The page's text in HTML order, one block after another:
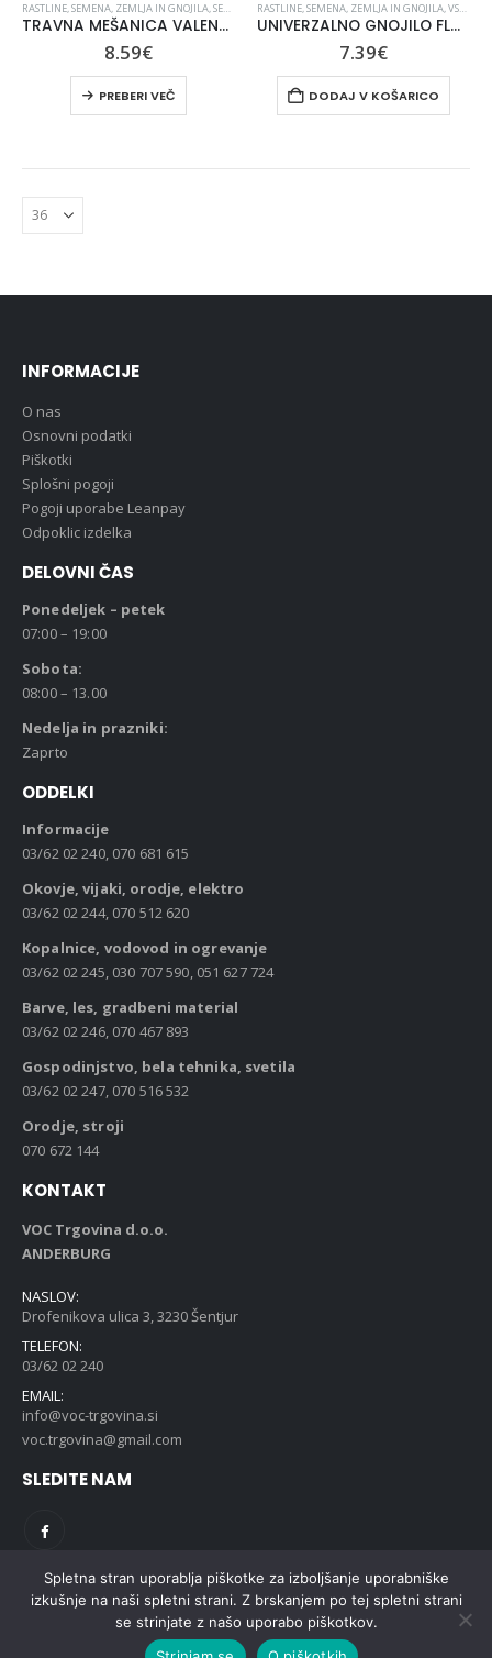
RASTLINE, SEMENA, ZEMLJA IN GNOJILA,SEMENA TRAVE ,VRT IN OKOLICA
TRAVNA MEŠANICA VALENTIN SUNNY 1.2 KG
8.59€
PREBERI VEČ
RASTLINE, SEMENA, ZEMLJA IN GNOJILA,VSE ZA VRT IN UREJANJE OKOLICE
UNIVERZALNO GNOJILO FLORTIS 1L
7.39€
DODAJ V KOŠARICO
INFORMACIJE
O nas
Osnovni podatki
Piškotki
Splošni pogoji
Pogoji uporabe Leanpay
Odpoklic izdelka
DELOVNI ČAS
Ponedeljek – petek
07:00 – 19:00
Sobota:
08:00 – 13.00
Nedelja in prazniki:
Zaprto
ODDELKI
Informacije
03/62 02 240, 070 681 615
Okovje, vijaki, orodje, elektro
03/62 02 244, 070 512 620
Kopalnice, vodovod in ogrevanje
03/62 02 245, 030 707 590, 051 627 724
Barve, les, gradbeni material
03/62 02 246, 070 467 893
Gospodinjstvo, bela tehnika, svetila
03/62 02 247, 070 516 532
Orodje, stroji
070 672 144
KONTAKT
VOC Trgovina d.o.o.
ANDERBURG
NASLOV:
Drofenikova ulica 3, 3230 Šentjur
TELEFON:
03/62 02 240
EMAIL:
info@voc-trgovina.si
voc.trgovina@gmail.com
SLEDITE NAM
© VOC Trgovina ANDERBURG, 2021
Spletna stran uporablja piškotke za izboljšanje uporabniške
izkušnje na naši spletni strani. Z brskanjem po tej spletni strani
se strinjate z našo uporabo piškotkov.